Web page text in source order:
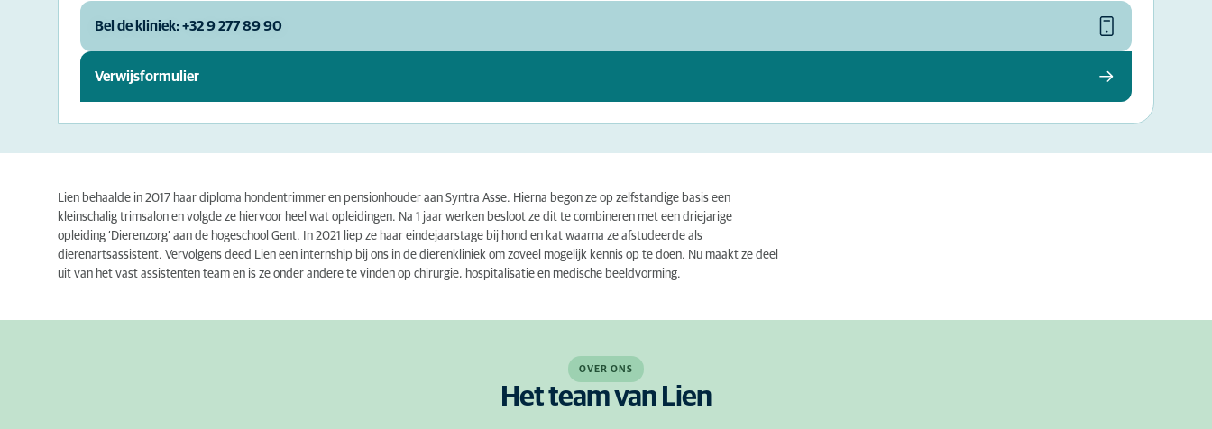
Bel de kliniek: +32 9 277 89 90
Verwijsformulier
Lien behaalde in 2017 haar diploma hondentrimmer en pensionhouder aan Syntra Asse. Hierna begon ze op zelfstandige basis een
kleinschalig trimsalon en volgde ze hiervoor heel wat opleidingen. Na 1 jaar werken besloot ze dit te combineren met een driejarige
opleiding ‘Dierenzorg’ aan de hogeschool Gent. In 2021 liep ze haar eindejaarstage bij hond en kat waarna ze afstudeerde als
dierenartsassistent. Vervolgens deed Lien een internship bij ons in de dierenkliniek om zoveel mogelijk kennis op te doen. Nu maakt ze deel
uit van het vast assistenten team en is ze onder andere te vinden op chirurgie, hospitalisatie en medische beeldvorming.
OVER ONS
Het team van Lien